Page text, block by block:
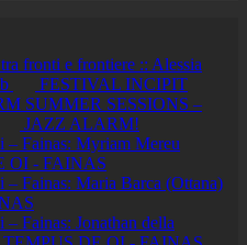
fronti e frontiere :: Alessia
FESTIVAL INCIPIT
SUMMER SESSIONS –
JAZZ ALARM!
– Fainas: Myriam Mereu
OI - FAINAS
– Fainas: Maria Barca (Ottana)
– Fainas: Jonathan della